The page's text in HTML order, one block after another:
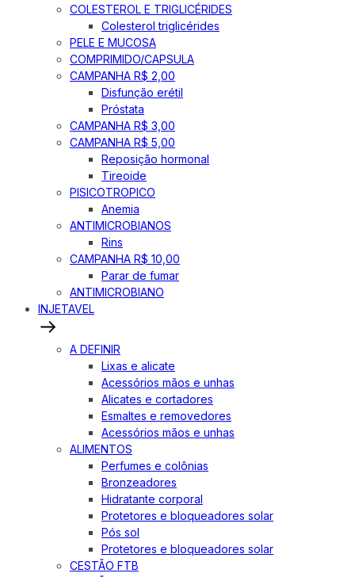
COLESTEROL E TRIGLICÉRIDES
Colesterol triglicérides
PELE E MUCOSA
COMPRIMIDO/CAPSULA
CAMPANHA R$ 2,00
Disfunção erétil
Próstata
CAMPANHA R$ 3,00
CAMPANHA R$ 5,00
Reposição hormonal
Tireoide
PISICOTROPICO
Anemia
ANTIMICROBIANOS
Rins
CAMPANHA R$ 10,00
Parar de fumar
ANTIMICROBIANO
INJETAVEL
A DEFINIR
Lixas e alicate
Acessórios mãos e unhas
Alicates e cortadores
Esmaltes e removedores
Acessórios mãos e unhas
ALIMENTOS
Perfumes e colônias
Bronzeadores
Hidratante corporal
Protetores e bloqueadores solar
Pós sol
Protetores e bloqueadores solar
CESTÃO FTB